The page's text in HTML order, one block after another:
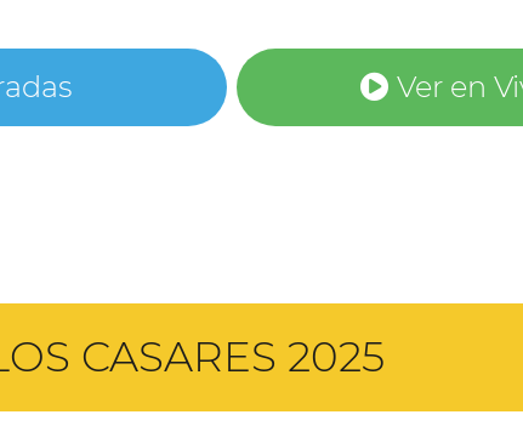
Ver en
CASARES 2025